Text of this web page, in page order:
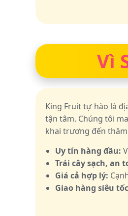
Vì
King Fruit tự hào là
tận tâm. Chúng tôi
khai trương đến thăm
Uy tín hàng đầu:
Trái cây sạch, an
Giá cả hợp lý:
Giao hàng siêu